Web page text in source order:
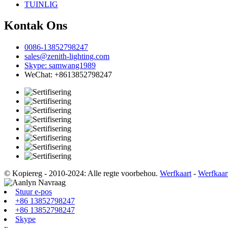
TUINLIG
Kontak Ons
0086-13852798247
sales@zenith-lighting.com
Skype: samwang1989
WeChat: +8613852798247
© Kopiereg - 2010-2024: Alle regte voorbehou. Werfkaart -
Stuur e-pos
+86 13852798247
+86 13852798247
Skype